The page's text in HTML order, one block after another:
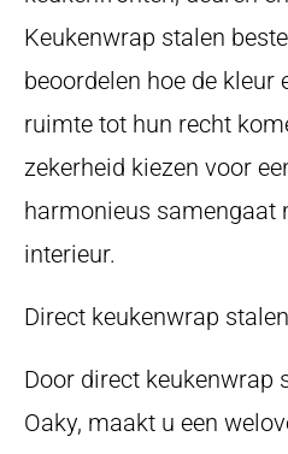
Keukenwrap stalen
beoordelen hoe de kleur
ruimte tot hun recht
zekerheid kiezen voor
harmonieus samengaat
interieur.
Direct keukenwrap
Door direct keukenwrap
Oaky, maakt u een